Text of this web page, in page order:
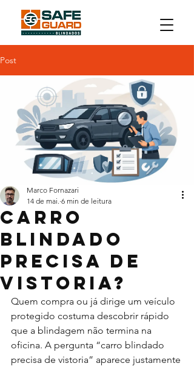
Post
Carro
blindado
precisa de
vistoria?
Marco Fornazari
14 de mai. 6 min de leitura
Quem compra ou já dirige um veículo
protegido costuma descobrir rápido
que a blindagem não termina na
oficina. A pergunta “carro blindado
precisa de vistoria” aparece justamente